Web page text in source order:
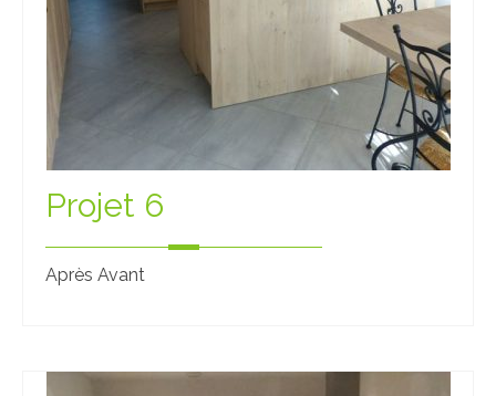
Mobilier Carrier
Projet 6
Après Avant